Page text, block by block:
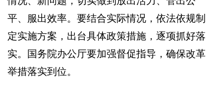
平、服出效率。要结合实际情况，依法依规制
定实施方案，出台具体政策措施，逐项抓好落
实。国务院办公厅要加强督促指导，确保改革
举措落实到位。